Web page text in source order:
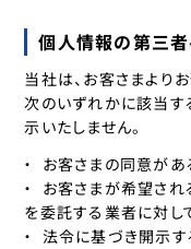
個人情報の第三
当社は、お客さまより
次のいずれかに該当す
示いたしません。
お客さまの同意が
お客さまが希望さ
を委託する業者に対し
法令に基づき開示